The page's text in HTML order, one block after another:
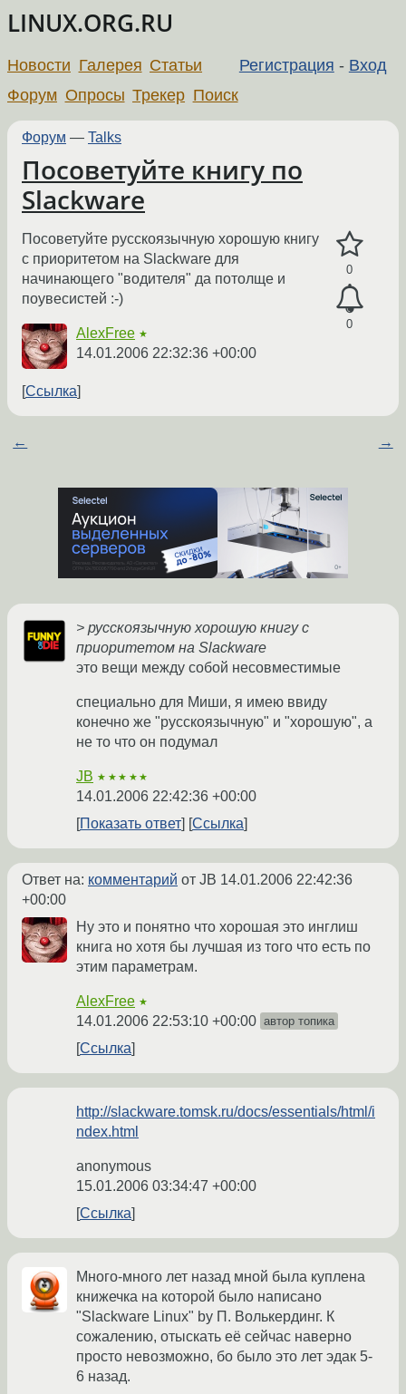
LINUX.ORG.RU
Регистрация - Вход
Новости Галерея Статьи
Форум Опросы Трекер Поиск
Форум — Talks
Посоветуйте книгу по
Slackware
0
0
Посоветуйте русскоязычную хорошую книгу
с приоритетом на Slackware для
начинающего "водителя" да потолще и
поувесистей :-)
AlexFree ★
14.01.2006 22:32:36 +00:00
Ссылка
← →
> русскоязычную хорошую книгу с
приоритетом на Slackware
это вещи между собой несовместимые
специально для Миши, я имею ввиду
конечно же "русскоязычную" и "хорошую", а
не то что он подумал
JB ★★★★★
14.01.2006 22:42:36 +00:00
Показать ответ
Ссылка
Ответ на: комментарий от JB 14.01.2006 22:42:36
+00:00
Ну это и понятно что хорошая это инглиш
книга но хотя бы лучшая из того что есть по
этим параметрам.
AlexFree ★
14.01.2006 22:53:10 +00:00 автор топика
Ссылка
http://slackware.tomsk.ru/docs/essentials/html/i
ndex.html
anonymous
15.01.2006 03:34:47 +00:00
Ссылка
Много-много лет назад мной была куплена
книжечка на которой было написано
"Slackware Linux" by П. Волькердинг. К
сожалению, отыскать её сейчас наверно
просто невозможно, бо было это лет эдак 5-
6 назад.